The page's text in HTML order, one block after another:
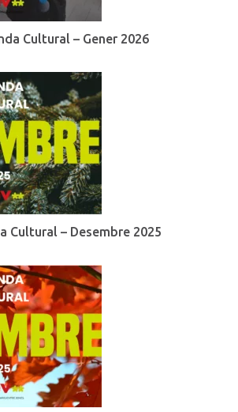
Cultural – Gener 2026
Cultural – Desembre 2025